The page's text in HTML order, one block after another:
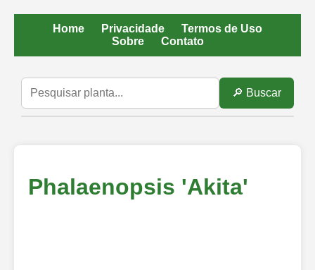
Home Privacidade
Termos de Uso
Sobre
Contato
🔎 Buscar
Phalaenopsis 'Akita'